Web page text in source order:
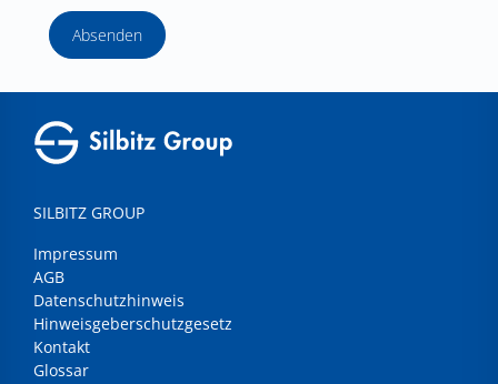
Absenden
SILBITZ GROUP
Impressum
AGB
Datenschutzhinweis
Hinweisgeberschutzgesetz
Kontakt
Glossar